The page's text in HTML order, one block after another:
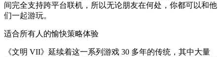
间完全支持跨平台联机，所以无论朋友在何处，你都可以和他
们一起游玩。
适合所有人的愉快策略体验
《文明 VII》延续着这一系列游戏 30 多年的传统，其中大量